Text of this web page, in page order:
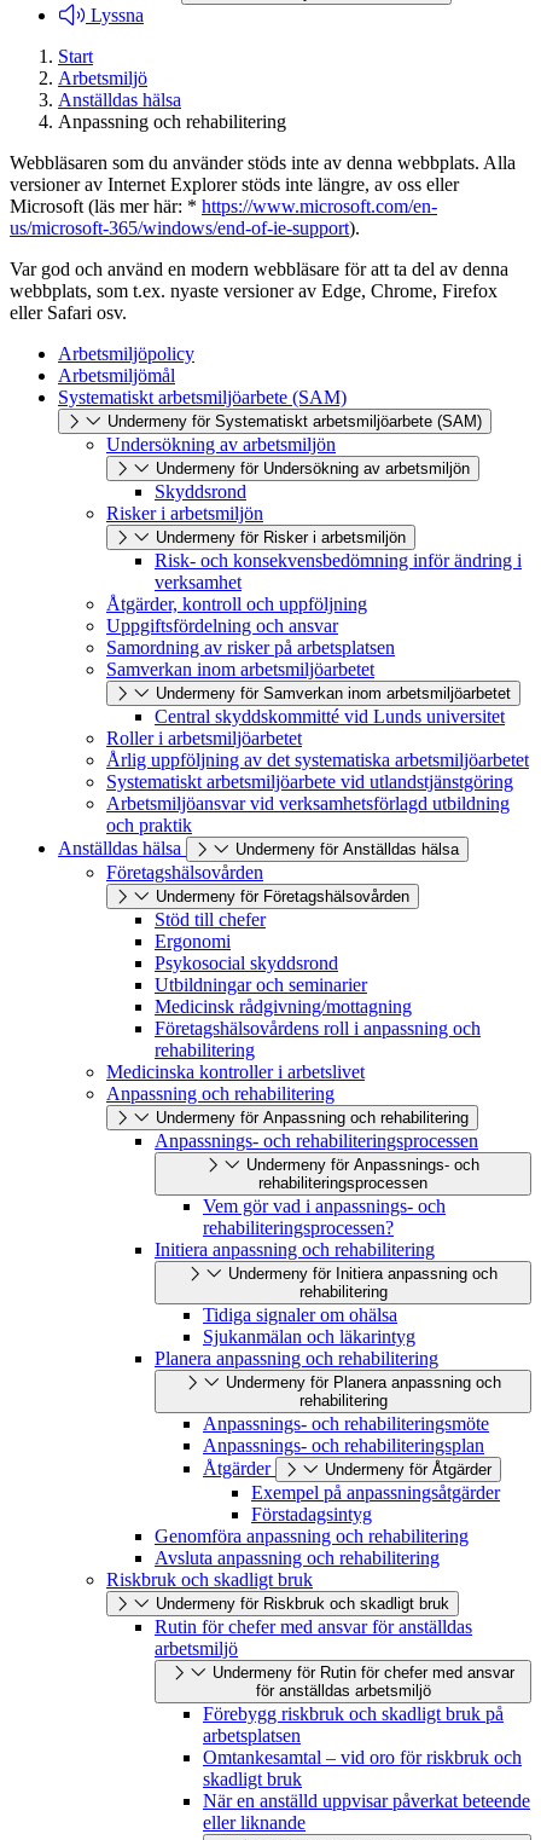
Lyssna
Start
Arbetsmiljö
Anställdas hälsa
Anpassning och rehabilitering
Webbläsaren som du använder stöds inte av denna webbplats. Alla
versioner av Internet Explorer stöds inte längre, av oss eller
Microsoft (läs mer här: * https://www.microsoft.com/en-
us/microsoft-365/windows/end-of-ie-support).
Var god och använd en modern webbläsare för att ta del av denna
webbplats, som t.ex. nyaste versioner av Edge, Chrome, Firefox
eller Safari osv.
Arbetsmiljöpolicy
Arbetsmiljömål
Systematiskt arbetsmiljöarbete (SAM)
Undermeny för Systematiskt arbetsmiljöarbete (SAM)
Undersökning av arbetsmiljön
Undermeny för Undersökning av arbetsmiljön
Skyddsrond
Risker i arbetsmiljön
Undermeny för Risker i arbetsmiljön
Risk- och konsekvensbedömning inför ändring i
verksamhet
Åtgärder, kontroll och uppföljning
Uppgiftsfördelning och ansvar
Samordning av risker på arbetsplatsen
Samverkan inom arbetsmiljöarbetet
Undermeny för Samverkan inom arbetsmiljöarbetet
Central skyddskommitté vid Lunds universitet
Roller i arbetsmiljöarbetet
Årlig uppföljning av det systematiska arbetsmiljöarbetet
Systematiskt arbetsmiljöarbete vid utlandstjänstgöring
Arbetsmiljöansvar vid verksamhetsförlagd utbildning
och praktik
Anställdas hälsa
Undermeny för Anställdas hälsa
Företagshälsovården
Undermeny för Företagshälsovården
Stöd till chefer
Ergonomi
Psykosocial skyddsrond
Utbildningar och seminarier
Medicinsk rådgivning/mottagning
Företagshälsovårdens roll i anpassning och
rehabilitering
Medicinska kontroller i arbetslivet
Anpassning och rehabilitering
Undermeny för Anpassning och rehabilitering
Anpassnings- och rehabiliteringsprocessen
Undermeny för Anpassnings- och
rehabiliteringsprocessen
Vem gör vad i anpassnings- och
rehabiliteringsprocessen?
Initiera anpassning och rehabilitering
Undermeny för Initiera anpassning och
rehabilitering
Tidiga signaler om ohälsa
Sjukanmälan och läkarintyg
Planera anpassning och rehabilitering
Undermeny för Planera anpassning och
rehabilitering
Anpassnings- och rehabiliteringsmöte
Anpassnings- och rehabiliteringsplan
Åtgärder
Undermeny för Åtgärder
Exempel på anpassningsåtgärder
Förstadagsintyg
Genomföra anpassning och rehabilitering
Avsluta anpassning och rehabilitering
Riskbruk och skadligt bruk
Undermeny för Riskbruk och skadligt bruk
Rutin för chefer med ansvar för anställdas
arbetsmiljö
Undermeny för Rutin för chefer med ansvar
för anställdas arbetsmiljö
Förebygg riskbruk och skadligt bruk på
arbetsplatsen
Omtankesamtal – vid oro för riskbruk och
skadligt bruk
När en anställd uppvisar påverkat beteende
eller liknande